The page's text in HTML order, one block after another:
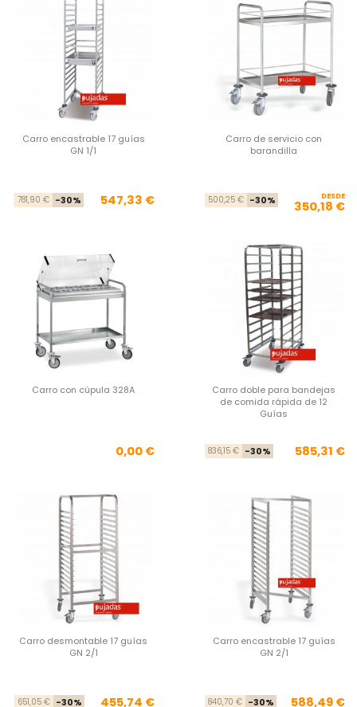
Carro encastrable 17 guías
GN 1/1
Precio base
781,90 € -30% Precio
547,33 €
Carro de servicio con
barandilla
500,25 € -30% DESDE
350,18 €
Carro con cúpula 328A
Precio
0,00 €
Carro doble para bandejas
de comida rápida de 12
Guías
836,15 € -30% 585,31 €
Carro desmontable 17 guías
GN 2/1
Precio base
651,05 € -30% Precio
455,74 €
Carro encastrable 17 guías
GN 2/1
840,70 € -30% 588,49 €